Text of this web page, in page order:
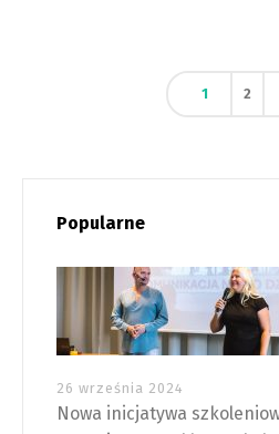
1 2
Popularne
26 września 2024
Nowa inicjatywa